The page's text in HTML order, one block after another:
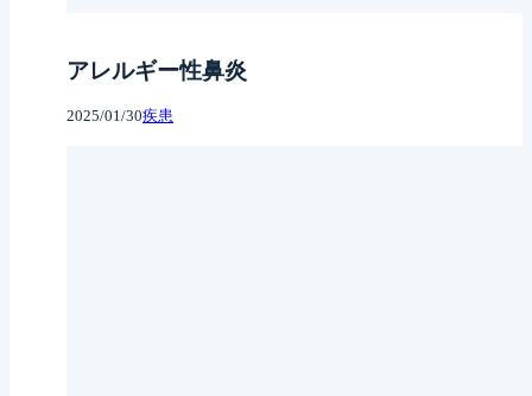
アレルギー性鼻炎
2025/01/30疾患